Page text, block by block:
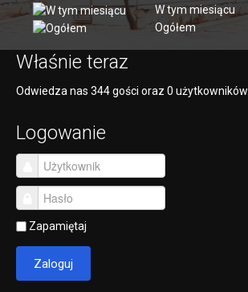
W tym miesiącu
Ogółem
Właśnie teraz
Odwiedza nas 344 gości oraz 0 użytkowników.
Logowanie
Zapamiętaj
Zaloguj